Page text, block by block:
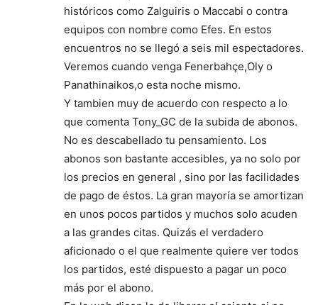
históricos como Zalguiris o Maccabi o contra
equipos con nombre como Efes. En estos
encuentros no se llegó a seis mil espectadores.
Veremos cuando venga Fenerbahçe,Oly o
Panathinaikos,o esta noche mismo.
Y tambien muy de acuerdo con respecto a lo
que comenta Tony_GC de la subida de abonos.
No es descabellado tu pensamiento. Los
abonos son bastante accesibles, ya no solo por
los precios en general , sino por las facilidades
de pago de éstos. La gran mayoría se amortizan
en unos pocos partidos y muchos solo acuden
a las grandes citas. Quizás el verdadero
aficionado o el que realmente quiere ver todos
los partidos, esté dispuesto a pagar un poco
más por el abono.